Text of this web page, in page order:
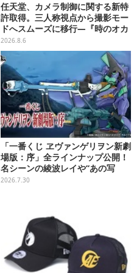
任天堂、カメラ制御に関する新特
許取得。三人称視点から撮影モー
ドへスムーズに移行―『時のオカ
リナ』リメイク版との関連を推測
する声も
2026.8.6
「一番くじ ヱヴァンゲリヲン新劇
場版：序」全ラインナップ公開！
名シーンの綾波レイや“あの写
真”の葛城ミサトフィギュアほ
2026.7.30